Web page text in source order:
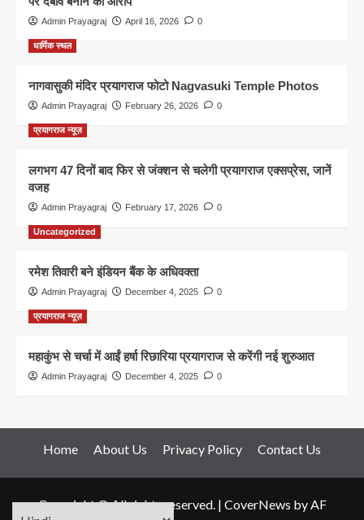
Admin Prayagraj April 16, 2026 0
धार्मिक स्थल
नागवासुकी मंदिर प्रयागराज फोटो Nagvasuki Temple Photos
Admin Prayagraj February 26, 2026 0
प्रयागराज न्यूज़
लगभग 47 दिनों बाद फिर से जंक्शन से चलेगी प्रयागराज एक्सप्रेस, जानें
वजह
Admin Prayagraj February 17, 2026 0
Uncategorized
रमेश तिवारी बने इंडियन बैंक के अधिवक्ता
Admin Prayagraj December 4, 2025 0
प्रयागराज न्यूज़
महाकुंभ से चर्चा में आईं हर्षा रिछारिया प्रयागराज से करेंगी नई शुरुआत
Admin Prayagraj December 4, 2025 0
Home About Us Privacy Policy Contact Us
Copyright © All rights reserved. | CoverNews by AF